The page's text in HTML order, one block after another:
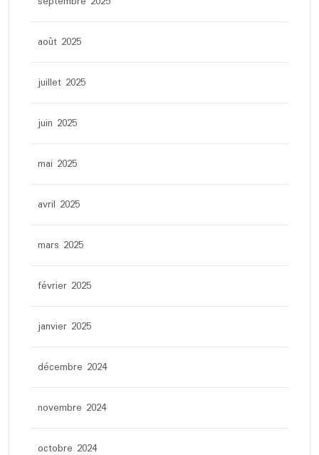
août 2025
juillet 2025
juin 2025
mai 2025
avril 2025
mars 2025
février 2025
janvier 2025
décembre 2024
novembre 2024
octobre 2024